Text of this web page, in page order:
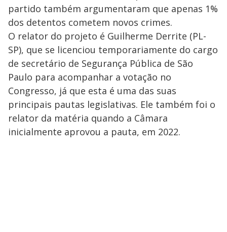
partido também argumentaram que apenas 1%
dos detentos cometem novos crimes.
O relator do projeto é Guilherme Derrite (PL-
SP), que se licenciou temporariamente do cargo
de secretário de Segurança Pública de São
Paulo para acompanhar a votação no
Congresso, já que esta é uma das suas
principais pautas legislativas. Ele também foi o
relator da matéria quando a Câmara
inicialmente aprovou a pauta, em 2022.